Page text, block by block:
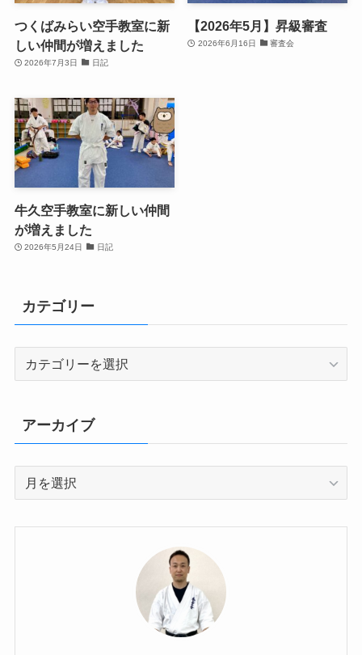
つくばみらい空手教室に新
しい仲間が増えました
2026年7月3日 日記
【2026年5月】昇級審査
2026年6月16日 審査会
牛久空手教室に新しい仲間
が増えました
2026年5月24日 日記
カテゴリー
リ
ー
アーカイブ